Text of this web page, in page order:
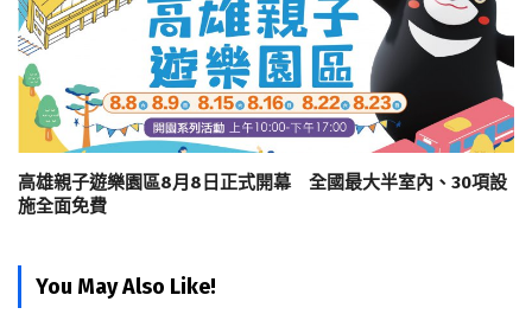
高雄親子遊樂園區8月8日正式開幕 全國最大半室內、30項設
施全面免費
You May Also Like!